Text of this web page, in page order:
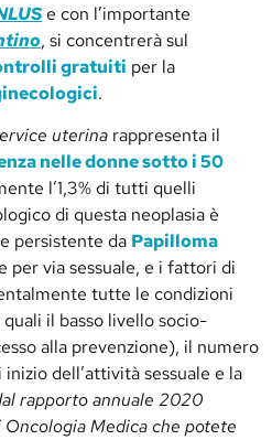
e con l’importante
, si concentrerà sul
gratuiti per la
.
uterina rappresenta il
nelle donne sotto i 50
l’1,3% di tutti quelli
di questa neoplasia è
persistente da Papilloma
per via sessuale, e i fattori di
tutte le condizioni
il basso livello socio-
alla prevenzione), il numero
dell’attività sessuale e la
rapporto annuale 2020
Oncologia Medica che potete